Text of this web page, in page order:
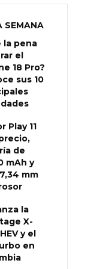
SEMANA
la pena
el
18 Pro?
sus 10
Play 11
de
mAh y
mm
la
X-
y el
en